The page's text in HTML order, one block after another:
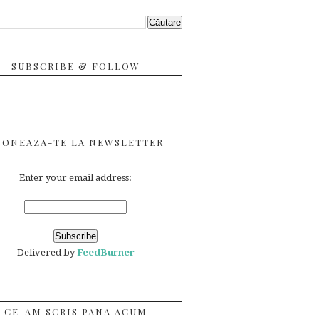
SUBSCRIBE & FOLLOW
TE LA NEWSLETTER
Enter your email address:
Delivered byFeedBurner
CE-AM SCRIS PANA ACUM